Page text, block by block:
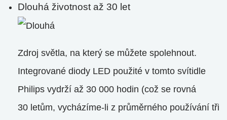
Dlouhá životnost až 30 let
Zdroj světla, na který se můžete spolehnout.
Integrované diody LED použité v tomto svítidle
Philips vydrží až 30 000 hodin (což se rovná
30 letům, vycházíme-li z průměrného používání tři